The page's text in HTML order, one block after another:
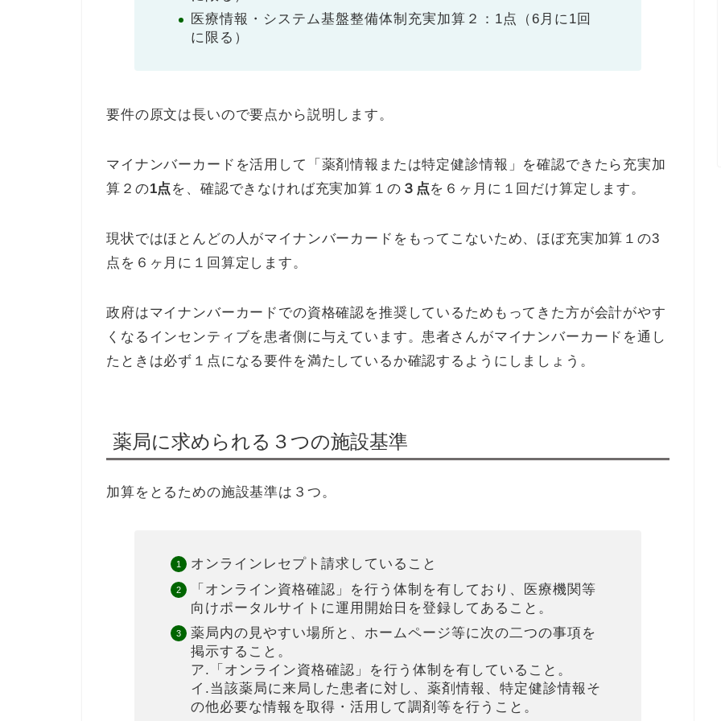
医療情報・システム基盤整備体制充実加算２：1点（6月に1回
に限る）
要件の原文は長いので要点から説明します。
マイナンバーカードを活用して「薬剤情報または特定健診情報」を確認できたら充実加
算２の1点 を、確認できなければ充実加算１の ３点を６ヶ月に１回だけ算定します。
現状ではほとんどの人がマイナンバーカードをもってこないため、ほぼ充実加算１の3
点を６ヶ月に１回算定します。
政府はマイナンバーカードでの資格確認を推奨しているためもってきた方が会計がやす
くなるインセンティブを患者側に与えています。患者さんがマイナンバーカードを通し
たときは必ず１点になる要件を満たしているか確認するようにしましょう。
薬局に求められる３つの施設基準
加算をとるための施設基準は３つ。
オンラインレセプト請求していること
「オンライン資格確認」を行う体制を有しており、医療機関等
向けポータルサイトに運用開始日を登録してあること。
薬局内の見やすい場所と、ホームページ等に次の二つの事項を
掲示すること。
ア.「オンライン資格確認」を行う体制を有していること。
イ.当該薬局に来局した患者に対し、薬剤情報、特定健診情報そ
の他必要な情報を取得・活用して調剤等を行うこと。